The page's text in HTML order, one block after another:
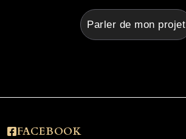
Parler de mon projet
FACEBOOK